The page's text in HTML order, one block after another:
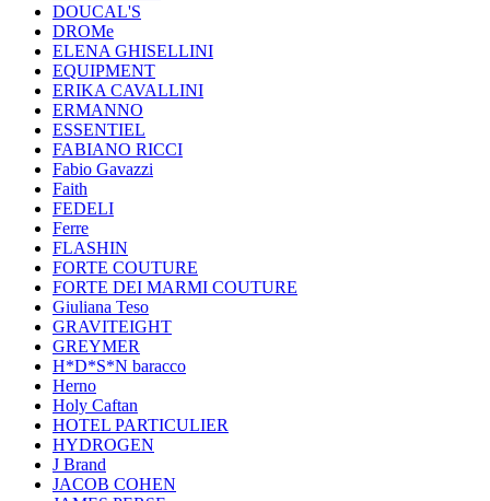
DOUCAL'S
DROMe
ELENA GHISELLINI
EQUIPMENT
ERIKA CAVALLINI
ERMANNO
ESSENTIEL
FABIANO RICCI
Fabio Gavazzi
Faith
FEDELI
Ferre
FLASHIN
FORTE COUTURE
FORTE DEI MARMI COUTURE
Giuliana Teso
GRAVITEIGHT
GREYMER
H*D*S*N baracco
Herno
Holy Caftan
HOTEL PARTICULIER
HYDROGEN
J Brand
JACOB COHEN